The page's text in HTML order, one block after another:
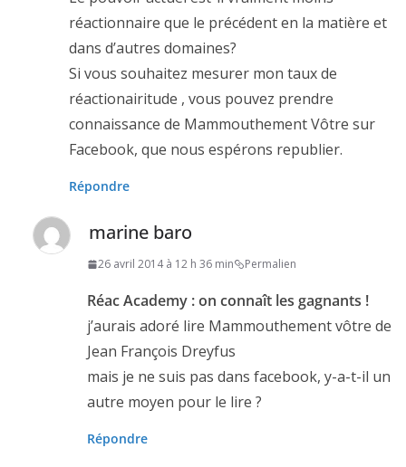
réactionnaire que le précédent en la matière et
dans d’autres domaines?
Si vous souhaitez mesurer mon taux de
réactionairitude , vous pouvez prendre
connaissance de Mammouthement Vôtre sur
Facebook, que nous espérons republier.
Répondre
marine baro
26 avril 2014 à 12 h 36 min Permalien
Réac Academy : on connaît les gagnants !
j’aurais adoré lire Mammouthement vôtre de
Jean François Dreyfus
mais je ne suis pas dans facebook, y-a-t-il un
autre moyen pour le lire ?
Répondre